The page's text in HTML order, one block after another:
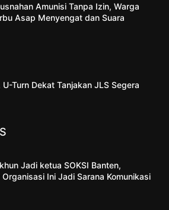
Amunisi Tanpa Izin, Warga
Asap Menyengat dan Suara
U-Turn Dekat Tanjakan JLS Segera
Jadi ketua SOKSI Banten,
Ini Jadi Sarana Komunikasi